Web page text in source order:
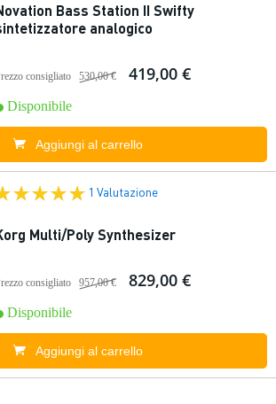
Bass Station II Swifty
analogico
consigliato 530,00 € 419,00 €
Disponibile
Aggiungi al carrello
1 Valutazione
Multi/Poly Synthesizer
consigliato 957,00 € 829,00 €
Disponibile
Aggiungi al carrello